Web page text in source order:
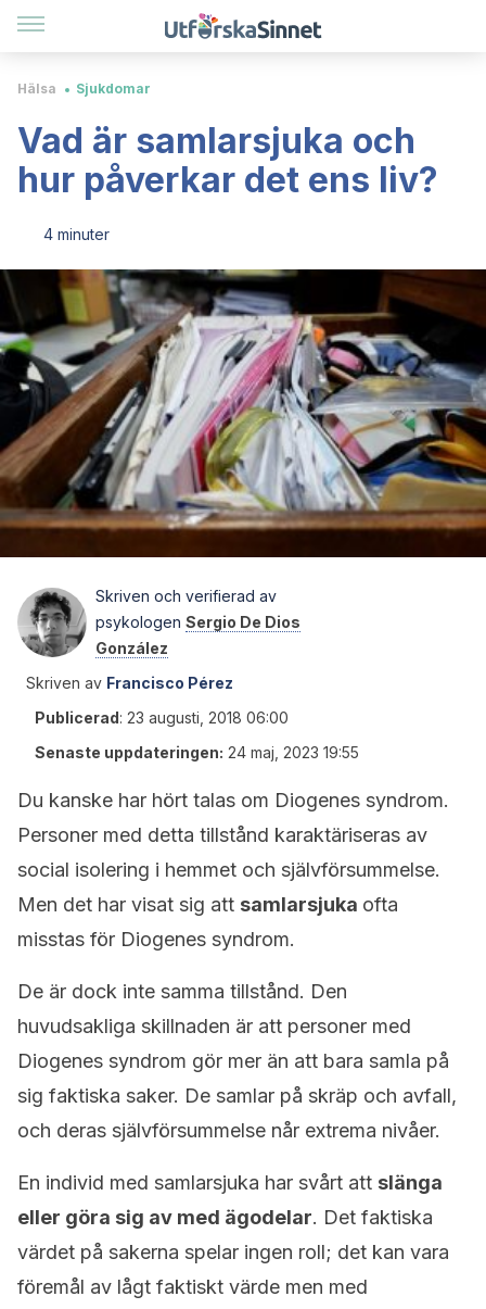
Hälsa Sjukdomar
Vad är samlarsjuka och
hur påverkar det ens liv?
4 minuter
Skriven och verifierad av
psykologen Sergio De Dios
González
Skriven av Francisco Pérez
Publicerad: 23 augusti, 2018 06:00
Senaste uppdateringen: 24 maj, 2023 19:55
Du kanske har hört talas om Diogenes syndrom.
Personer med detta tillstånd karaktäriseras av
social isolering i hemmet och självförsummelse.
Men det har visat sig att samlarsjuka ofta
misstas för Diogenes syndrom.
De är dock inte samma tillstånd. Den
huvudsakliga skillnaden är att personer med
Diogenes syndrom gör mer än att bara samla på
sig faktiska saker. De samlar på skräp och avfall,
och deras självförsummelse når extrema nivåer.
En individ med samlarsjuka har svårt att slänga
eller göra sig av med ägodelar. Det faktiska
värdet på sakerna spelar ingen roll; det kan vara
föremål av lågt faktiskt värde men med